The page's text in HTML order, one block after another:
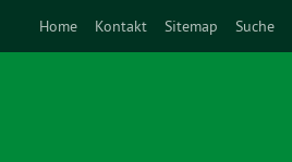
Home Kontakt Sitemap Suche